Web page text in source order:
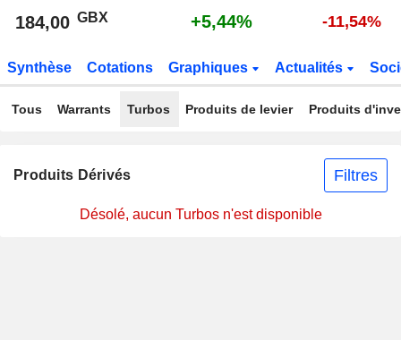
184,00 GBX +5,44% -11,54%
Synthèse Cotations Graphiques Actualités
Tous Warrants Turbos Produits de levier Produits
Produits Dérivés Filtres
Désolé, aucun Turbos n'est disponible